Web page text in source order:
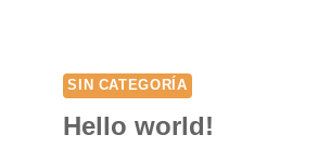
SIN CATEGORÍA
Hello world!